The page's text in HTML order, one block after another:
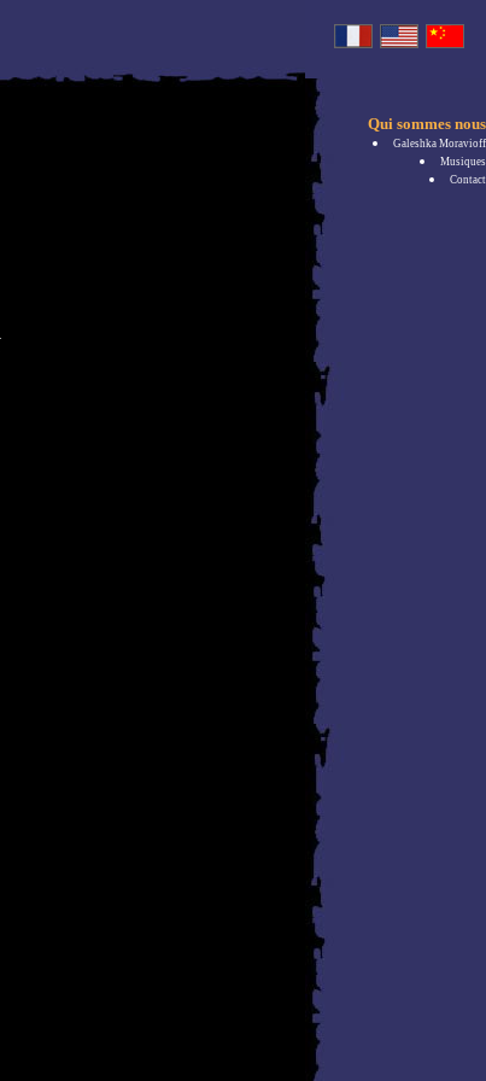
Qui sommes nous
Galeshka Moravioff
Musiques
Contact